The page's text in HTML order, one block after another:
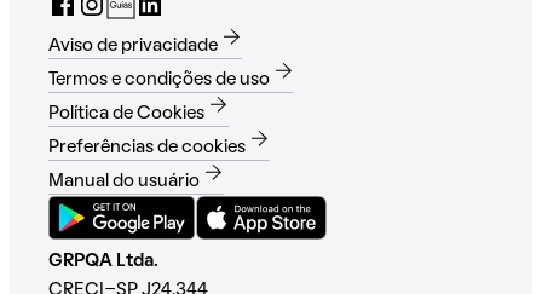
Aviso de privacidade
Termos e condições de uso
Política de Cookies
Preferências de cookies
Manual do usuário
GRPQA Ltda.